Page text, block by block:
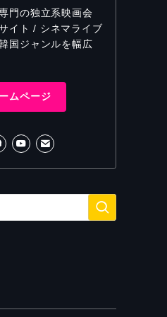
門の独立系映画会
イト / シネマライブ
国ジャンルを幅広
ムページ